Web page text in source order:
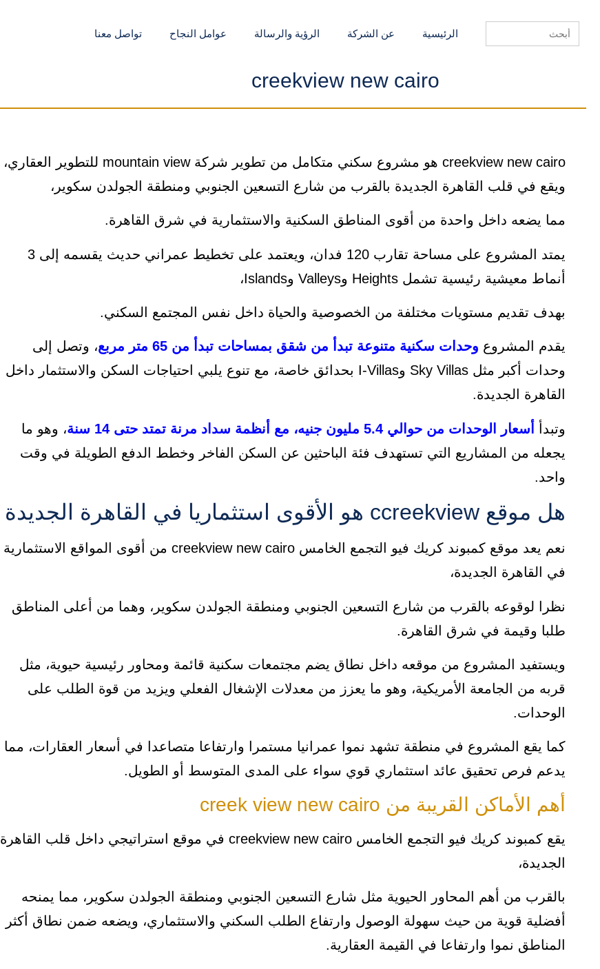
Search
for:
الرئيسية عن الشركة الرؤية والرسالة عوامل النجاح تواصل معنا
creekview new cairo
creekview new cairo هو مشروع سكني متكامل من تطوير شركة mountain view للتطوير العقاري،
ويقع في قلب القاهرة الجديدة بالقرب من شارع التسعين الجنوبي ومنطقة الجولدن سكوير،
مما يضعه داخل واحدة من أقوى المناطق السكنية والاستثمارية في شرق القاهرة.
يمتد المشروع على مساحة تقارب 120 فدان، ويعتمد على تخطيط عمراني حديث يقسمه إلى 3
أنماط معيشية رئيسية تشمل Heights وValleys وIslands،
بهدف تقديم مستويات مختلفة من الخصوصية والحياة داخل نفس المجتمع السكني.
يقدم المشروع وحدات سكنية متنوعة تبدأ من شقق بمساحات تبدأ من 65 متر مربع
، وتصل إلى
وحدات أكبر مثل Sky Villas وI-Villas بحدائق خاصة، مع تنوع يلبي احتياجات السكن والاستثمار داخل
القاهرة الجديدة.
وتبدأ أسعار الوحدات من حوالي 5.4 مليون جنيه، مع أنظمة سداد مرنة تمتد حتى 14 سنة
، وهو ما
يجعله من المشاريع التي تستهدف فئة الباحثين عن السكن الفاخر وخطط الدفع الطويلة في وقت
واحد.
هل موقع ccreekview هو الأقوى استثماريا في القاهرة الجديدة
نعم يعد موقع كمبوند كريك فيو التجمع الخامس creekview new cairo من أقوى المواقع الاستثمارية
في القاهرة الجديدة،
نظرا لوقوعه بالقرب من شارع التسعين الجنوبي ومنطقة الجولدن سكوير، وهما من أعلى المناطق
طلبا وقيمة في شرق القاهرة.
ويستفيد المشروع من موقعه داخل نطاق يضم مجتمعات سكنية قائمة ومحاور رئيسية حيوية، مثل
قربه من الجامعة الأمريكية، وهو ما يعزز من معدلات الإشغال الفعلي ويزيد من قوة الطلب على
الوحدات.
كما يقع المشروع في منطقة تشهد نموا عمرانيا مستمرا وارتفاعا متصاعدا في أسعار العقارات، مما
يدعم فرص تحقيق عائد استثماري قوي سواء على المدى المتوسط أو الطويل.
أهم الأماكن القريبة من creek view new cairo
يقع كمبوند كريك فيو التجمع الخامس creekview new cairo في موقع استراتيجي داخل قلب القاهرة
الجديدة،
بالقرب من أهم المحاور الحيوية مثل شارع التسعين الجنوبي ومنطقة الجولدن سكوير، مما يمنحه
أفضلية قوية من حيث سهولة الوصول وارتفاع الطلب السكني والاستثماري، ويضعه ضمن نطاق أكثر
المناطق نموا وارتفاعا في القيمة العقارية.